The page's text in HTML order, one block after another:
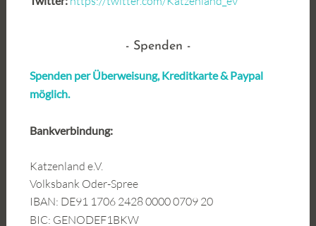
Spenden
Spenden per Überweisung, Kreditkarte & Paypal
möglich.
Bankverbindung:
Katzenland e.V.
Volksbank Oder-Spree
IBAN: DE91 1706 2428 0000 0709 20
BIC: GENODEF1BKW